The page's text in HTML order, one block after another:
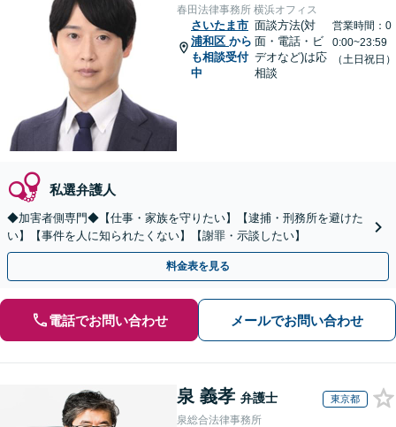
春田法律事務所 横浜オフィス
さいたま市
浦和区 から
も相談受付
中
面談方法(対
面・電話・ビ
デオなど)は応
相談
営業時間：0
0:00~23:59
（土日祝日）
私選弁護人
◆加害者側専門◆【仕事・家族を守りたい】【逮捕・刑務所を避けた
い】【事件を人に知られたくない】【謝罪・示談したい】
料金表を見る
電話でお問い合わせ メールでお問い合わせ
泉 義孝 弁護士 東京都
泉総合法律事務所